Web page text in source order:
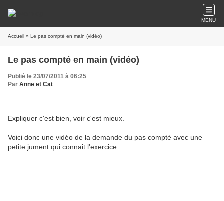
MENU
Accueil » Le pas compté en main (vidéo)
Le pas compté en main (vidéo)
Publié le 23/07/2011 à 06:25
Par Anne et Cat
Expliquer c'est bien, voir c'est mieux.
Voici donc une vidéo de la demande du pas compté avec une
petite jument qui connait l'exercice.